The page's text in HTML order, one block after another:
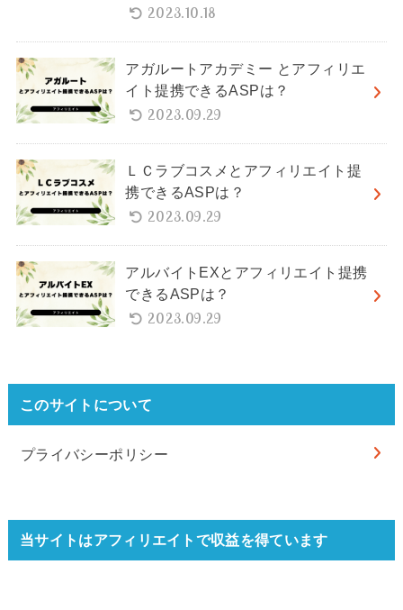
2023.10.18
アガルートアカデミー とアフィリエ
イト提携できるASPは？
2023.09.29
ＬＣラブコスメとアフィリエイト提
携できるASPは？
2023.09.29
アルバイトEXとアフィリエイト提携
できるASPは？
2023.09.29
このサイトについて
プライバシーポリシー
当サイトはアフィリエイトで収益を得ています